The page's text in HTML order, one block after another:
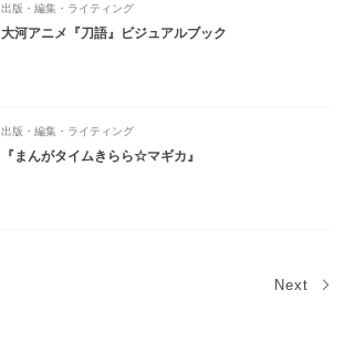
出版・編集・ライティング
大河アニメ『刀語』ビジュアルブック
出版・編集・ライティング
『まんがタイムきらら☆マギカ』
Next